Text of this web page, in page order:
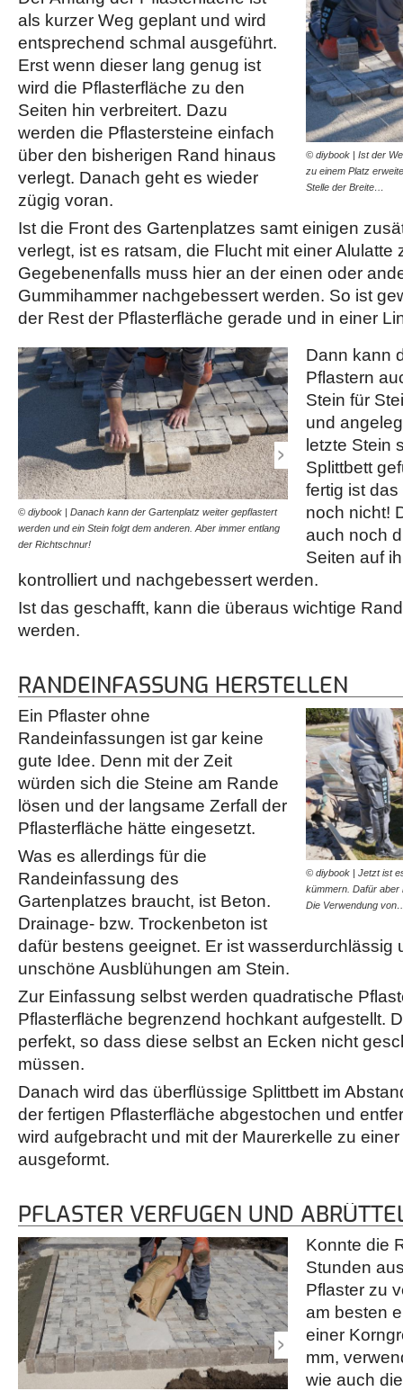
© diybook | Ist der
zu einem Platz
Stelle der Breite…
als kurzer Weg geplant und wird
entsprechend schmal ausgeführt.
Erst wenn dieser lang genug ist
wird die Pflasterfläche zu den
Seiten hin verbreitert. Dazu
werden die Pflastersteine einfach
über den bisherigen Rand hinaus
verlegt. Danach geht es wieder
zügig voran.
Ist die Front des Gartenplatzes samt einigen
verlegt, ist es ratsam, die Flucht mit einer Alulatte
Gegebenenfalls muss hier an der einen oder
Gummihammer nachgebessert werden. So ist
der Rest der Pflasterfläche gerade und in einer
© diybook | Danach kann der Gartenplatz weiter gepflastert
werden und ein Stein folgt dem anderen. Aber immer entlang
der Richtschnur!
© diybook | Dann ist es
der Pflasterfläche wird
Dann kann
Pflastern
Stein für
und
letzte Stein
Splittbett
fertig ist
noch nicht!
auch noch
Seiten auf
kontrolliert und nachgebessert werden.
Ist das geschafft, kann die überaus wichtige
werden.
RANDEINFASSUNG HERSTELLEN
© diybook | Jetzt ist
kümmern. Dafür aber
Die Verwendung
Ein Pflaster ohne
Randeinfassungen ist gar keine
gute Idee. Denn mit der Zeit
würden sich die Steine am Rande
lösen und der langsame Zerfall der
Pflasterfläche hätte eingesetzt.
Was es allerdings für die
Randeinfassung des
Gartenplatzes braucht, ist Beton.
Drainage- bzw. Trockenbeton ist
dafür bestens geeignet. Er ist wasserdurchlässig
unschöne Ausblühungen am Stein.
Zur Einfassung selbst werden quadratische
Pflasterfläche begrenzend hochkant aufgestellt.
perfekt, so dass diese selbst an Ecken nicht
müssen.
Danach wird das überflüssige Splittbett im
der fertigen Pflasterfläche abgestochen und
wird aufgebracht und mit der Maurerkelle zu
ausgeformt.
PFLASTER VERFUGEN UND
Konnte die
Stunden
Pflaster zu
am besten
einer
mm,
wie auch